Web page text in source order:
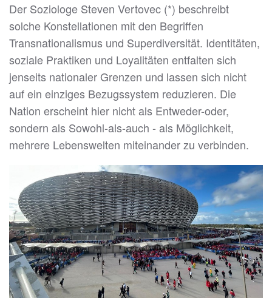
Der Soziologe Steven Vertovec (*) beschreibt
solche Konstellationen mit den Begriffen
Transnationalismus und Superdiversität. Identitäten,
soziale Praktiken und Loyalitäten entfalten sich
jenseits nationaler Grenzen und lassen sich nicht
auf ein einziges Bezugssystem reduzieren. Die
Nation erscheint hier nicht als Entweder-oder,
sondern als Sowohl-als-auch - als Möglichkeit,
mehrere Lebenswelten miteinander zu verbinden.